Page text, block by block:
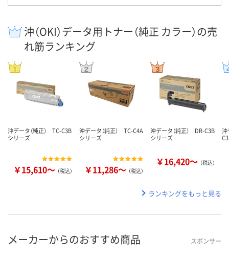
沖（OKI）データ用トナー（純正 カラー）の売
れ筋ランキング
沖データ（純正） TC-C3B
シリーズ
￥15,610～ （税込）
沖データ（純正） TC-C4A
シリーズ
￥11,286～ （税込）
沖データ（純正） DR-C3B
シリーズ
￥16,420～ （税込）
沖
ランキングをもっと見る
メーカーからのおすすめ商品 スポンサー